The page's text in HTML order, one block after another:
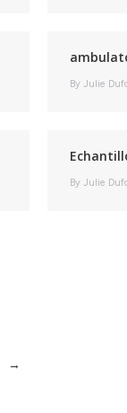
By Julie
By Julie
→